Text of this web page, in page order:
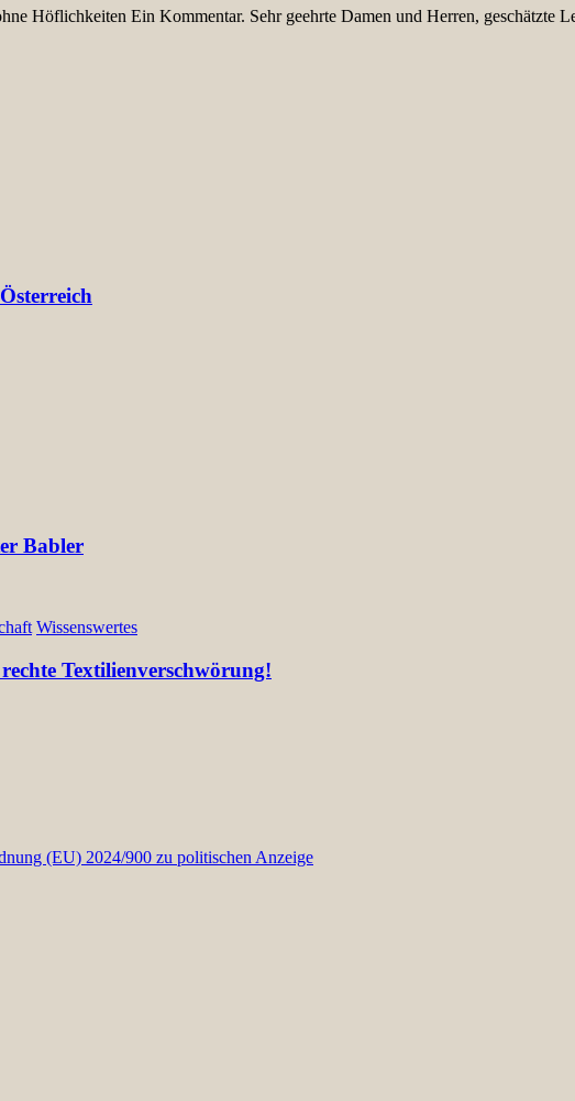
Höflichkeiten Ein Kommentar. Sehr geehrte Damen und Herren, geschätzte
Babler
Wissenswertes
Textilienverschwörung!
(EU) 2024/900 zu politischen Anzeige